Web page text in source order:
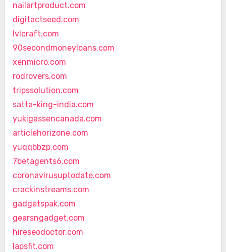
nailartproduct.com
digitactseed.com
lvlcraft.com
90secondmoneyloans.com
xenmicro.com
rodrovers.com
tripssolution.com
satta-king-india.com
yukigassencanada.com
articlehorizone.com
yuqqbbzp.com
7betagents6.com
coronavirusuptodate.com
crackinstreams.com
gadgetspak.com
gearsngadget.com
hireseodoctor.com
lapsfit.com